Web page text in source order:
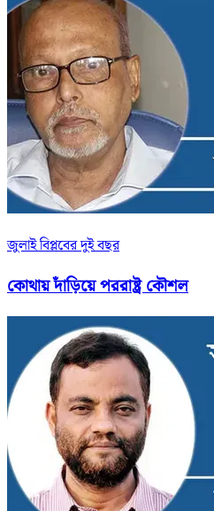
জুলাই বিপ্লবের দুই বছর
কোথায় দাঁড়িয়ে পররাষ্ট্র কৌশল